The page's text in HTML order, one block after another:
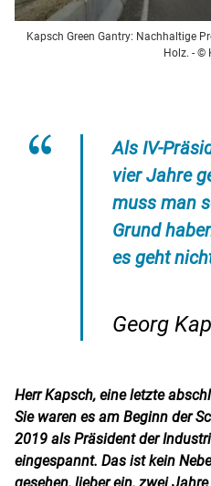
Kapsch Green Gantry: Nachhaltige
Holz. - ©
Als IV-
vier Jahre
muss man
Grund
es geht
Georg
Herr Kapsch, eine letzte
Sie waren es am Beginn der
2019 als Präsident der
eingespannt. Das ist kein
gesehen, lieber ein, zwei